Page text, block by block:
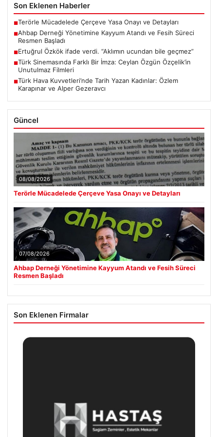
Son Eklenen Haberler
■Terörle Mücadelede Çerçeve Yasa Onayı ve Detayları
■Ahbap Derneği Yönetimine Kayyum Atandı ve Fesih Süreci
Resmen Başladı
■Ertuğrul Özkök ifade verdi. “Aklımın ucundan bile geçmez”
■Türk Sinemasında Farklı Bir İmza: Ceylan Özgün Özçelik’in
Unutulmaz Filmleri
■Türk Hava Kuvvetleri’nde Tarih Yazan Kadınlar: Özlem
Karapınar ve Alper Gezeravcı
Güncel
08/08/2026
Terörle Mücadelede Çerçeve Yasa Onayı ve Detayları
07/08/2026
Ahbap Derneği Yönetimine Kayyum Atandı ve Fesih Süreci
Resmen Başladı
Son Eklenen Firmalar